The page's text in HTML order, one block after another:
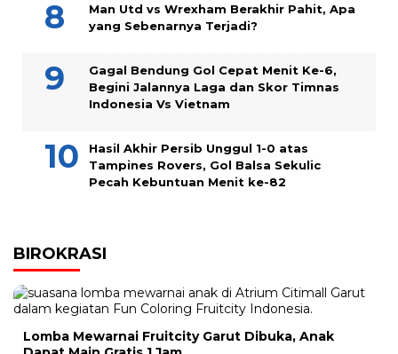
Man Utd vs Wrexham Berakhir Pahit, Apa
yang Sebenarnya Terjadi?
Gagal Bendung Gol Cepat Menit Ke-6,
Begini Jalannya Laga dan Skor Timnas
Indonesia Vs Vietnam
Hasil Akhir Persib Unggul 1-0 atas
Tampines Rovers, Gol Balsa Sekulic
Pecah Kebuntuan Menit ke-82
BIROKRASI
Lomba Mewarnai Fruitcity Garut Dibuka, Anak